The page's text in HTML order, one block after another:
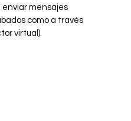
mensajes
como a través
virtual).